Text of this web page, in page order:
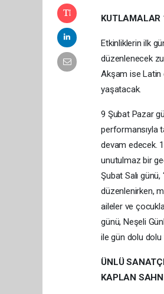
KUTLAMALAR
Etkinliklerin ilk
düzenlenecek
Akşam ise Latin
yaşatacak.
9 Şubat Pazar
performansıyla
devam edecek.
unutulmaz bir
Şubat Salı
düzenlenirken,
aileler ve
günü, Neşeli
ile gün dolu dolu
ÜNLÜ
KAPLAN